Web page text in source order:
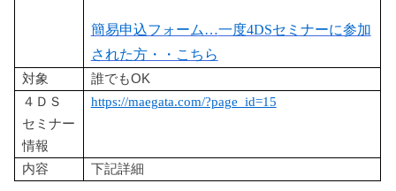
簡易申込フォーム…一度4DSセミナーに参加
された方・・こちら
対象
誰でもOK
４ＤＳ
セミナー
情報
https://maegata.com/?page_id=15
内容 下記詳細